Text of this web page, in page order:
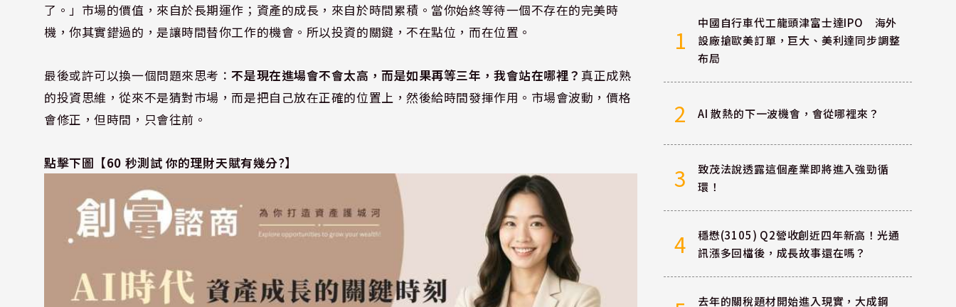
了。」市場的價值，來自於長期運作；資產的成長，來自於時間累積。當你始終等待一個不存在的完美時
機，你其實錯過的，是讓時間替你工作的機會。所以投資的關鍵，不在點位，而在位置。
最後或許可以換一個問題來思考：不是現在進場會不會太高，而是如果再等三年，我會站在哪裡？ 真正成熟
的投資思維，從來不是猜對市場，而是把自己放在正確的位置上，然後給時間發揮作用。市場會波動，價格
會修正，但時間，只會往前。
點擊下圖【60 秒測試 你的理財天賦有幾分?】
1
中國自行車代工龍頭津富士達IPO 海外
設廠搶歐美訂單，巨大、美利達同步調整
布局
2 AI 散熱的下一波機會，會從哪裡來？
3
致茂法說透露這個產業即將進入強勁循
環！
4
穩懋(3105) Q2營收創近四年新高！光通
訊漲多回檔後，成長故事還在嗎？
去年的關稅題材開始進入現實，大成鋼